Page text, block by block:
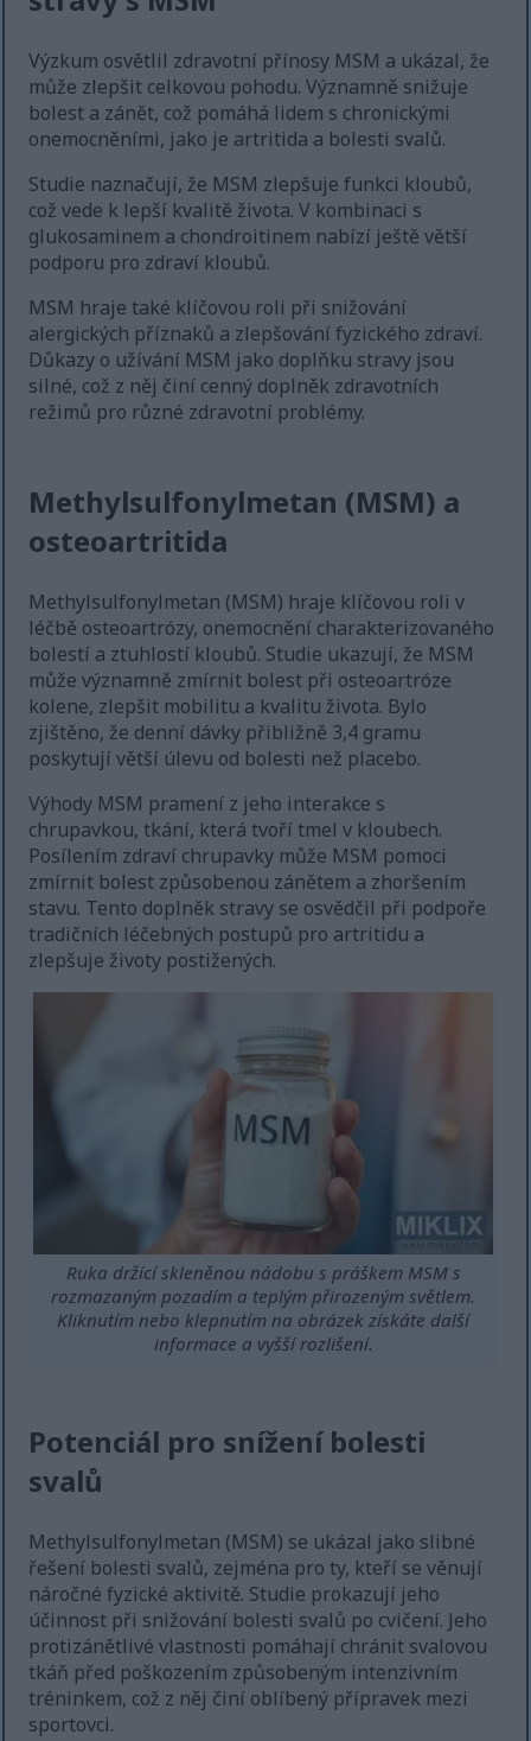
Výzkum osvětlil zdravotní přínosy MSM a ukázal, že
může zlepšit celkovou pohodu. Významně snižuje
bolest a zánět, což pomáhá lidem s chronickými
onemocněními, jako je artritida a bolesti svalů.
Studie naznačují, že MSM zlepšuje funkci kloubů,
což vede k lepší kvalitě života. V kombinaci s
glukosaminem a chondroitinem nabízí ještě větší
podporu pro zdraví kloubů.
MSM hraje také klíčovou roli při snižování
alergických příznaků a zlepšování fyzického zdraví.
Důkazy o užívání MSM jako doplňku stravy jsou
silné, což z něj činí cenný doplněk zdravotních
režimů pro různé zdravotní problémy.
Methylsulfonylmetan (MSM) a
osteoartritida
Methylsulfonylmetan (MSM) hraje klíčovou roli v
léčbě osteoartrózy, onemocnění charakterizovaného
bolestí a ztuhlostí kloubů. Studie ukazují, že MSM
může významně zmírnit bolest při osteoartróze
kolene, zlepšit mobilitu a kvalitu života. Bylo
zjištěno, že denní dávky přibližně 3,4 gramu
poskytují větší úlevu od bolesti než placebo.
Výhody MSM pramení z jeho interakce s
chrupavkou, tkání, která tvoří tmel v kloubech.
Posílením zdraví chrupavky může MSM pomoci
zmírnit bolest způsobenou zánětem a zhoršením
stavu. Tento doplněk stravy se osvědčil při podpoře
tradičních léčebných postupů pro artritidu a
zlepšuje životy postižených.
Ruka držící skleněnou nádobu s práškem MSM s
rozmazaným pozadím a teplým přirozeným světlem.
Kliknutím nebo klepnutím na obrázek získáte další
informace a vyšší rozlišení.
Potenciál pro snížení bolesti
svalů
Methylsulfonylmetan (MSM) se ukázal jako slibné
řešení bolesti svalů, zejména pro ty, kteří se věnují
náročné fyzické aktivitě. Studie prokazují jeho
účinnost při snižování bolesti svalů po cvičení. Jeho
protizánětlivé vlastnosti pomáhají chránit svalovou
tkáň před poškozením způsobeným intenzivním
tréninkem, což z něj činí oblíbený přípravek mezi
sportovci.